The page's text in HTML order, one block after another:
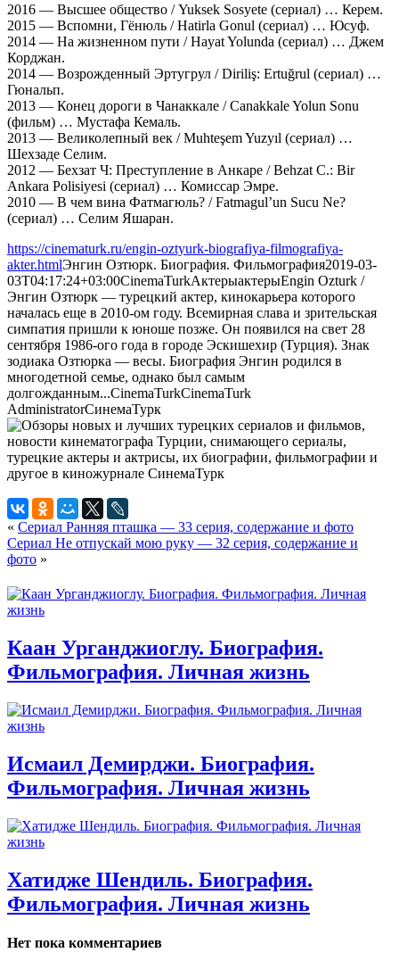
2016 — Высшее общество / Yuksek Sosyete (сериал) … Керем.
2015 — Вспомни, Гёнюль / Hatirla Gonul (сериал) … Юсуф.
2014 — На жизненном пути / Hayat Yolunda (сериал) … Джем
Корджан.
2014 — Возрожденный Эртугрул / Diriliş: Ertuğrul (сериал) …
Гюнальп.
2013 — Конец дороги в Чанаккале / Canakkale Yolun Sonu
(фильм) … Мустафа Кемаль.
2013 — Великолепный век / Muhteşem Yuzyıl (сериал) …
Шехзаде Селим.
2012 — Бехзат Ч: Преступление в Анкаре / Behzat C.: Bir
Ankara Polisiyesi (сериал) … Комиссар Эмре.
2010 — В чем вина Фатмагюль? / Fatmagul’un Sucu Ne?
(сериал) … Селим Яшаран.
https://cinematurk.ru/engin-oztyurk-biografiya-filmografiya-
akter.htmlЭнгин Озтюрк. Биография. Фильмография2019-03-
03T04:17:24+03:00CinemaTurkАктерыактерыEngin Ozturk /
Энгин Озтюрк — турецкий актер, кинокарьера которого
началась еще в 2010-ом году. Всемирная слава и зрительская
симпатия пришли к юноше позже. Он появился на свет 28
сентября 1986-ого года в городе Эскишехир (Турция). Знак
зодиака Озтюрка — весы. Биография Энгин родился в
многодетной семье, однако был самым
долгожданным...CinemaTurkCinemaTurk
AdministratorСинемаТурк
« Сериал Ранняя пташка — 33 серия, содержание и фото
Сериал Не отпускай мою руку — 32 серия, содержание и
фото »
Каан Урганджиоглу. Биография.
Фильмография. Личная жизнь
Исмаил Демирджи. Биография.
Фильмография. Личная жизнь
Хатидже Шендиль. Биография.
Фильмография. Личная жизнь
Нет пока комментариев